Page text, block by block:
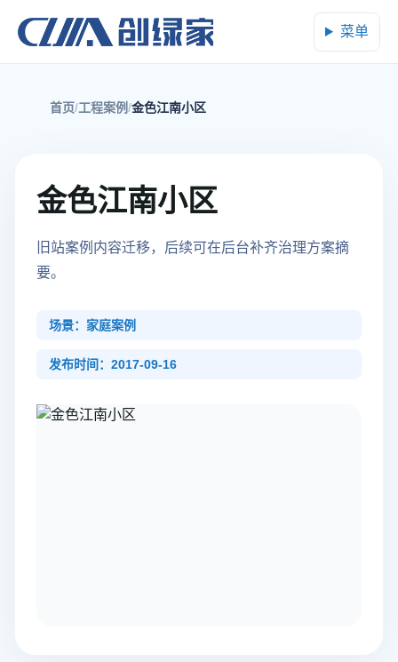
菜单
首页 工程案例 金色江南小区
金色江南小区
旧站案例内容迁移，后续可在后台补齐治理方案摘
要。
场景：家庭案例
发布时间：2017-09-16